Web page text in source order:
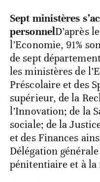
Sept ministères
personnelD’après
l’Economie, 91%
de sept
les ministères de
Préscolaire et des
supérieur, de la
l’Innovation; de la
sociale; de la
et des Finances
Délégation
pénitentiaire et à